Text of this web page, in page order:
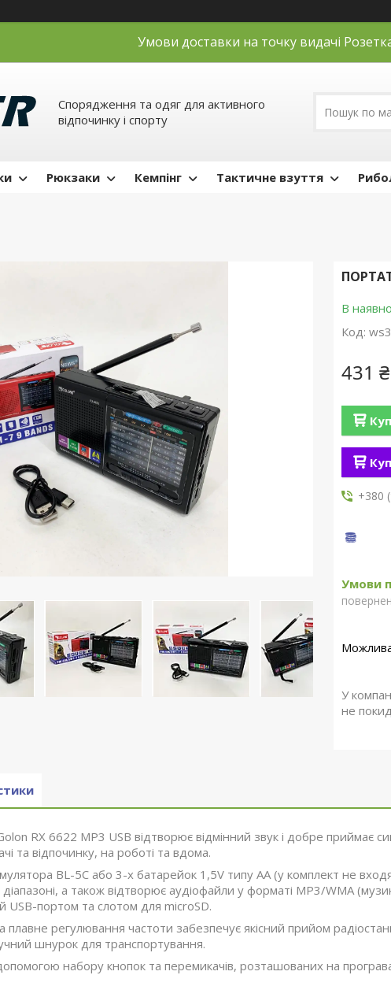
Умови доставки на точку видачі
Спорядження та одяг для активного
відпочинку і спорту
Рюкзаки Кемпінг Тактичне взуття
В
Код:
431 ₴
+380
У
не
RX 6622 MP3 USB відтворює відмінний звук і добре приймає
та відпочинку, на роботі та вдома.
BL-5C або 3-х батарейок 1,5V типу AA (у комплект не
діапазоні, а також відтворює аудіофайли у форматі MP3/WMA
портом та слотом для microSD.
плавне регулювання частоти забезпечує якісний прийом
шнурок для транспортування.
набору кнопок та перемикачів, розташованих на